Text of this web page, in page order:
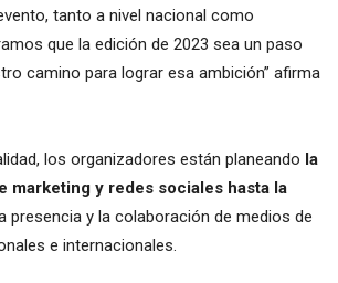
tanto a nivel nacional como
que la edición de 2023 sea un paso
camino para lograr esa ambición” afirma
los organizadores están planeando la
marketing y redes sociales hasta la
presencia y la colaboración de medios de
e internacionales.